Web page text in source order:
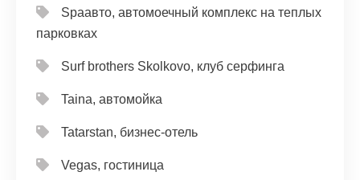
Spaавто, автомоечный комплекс на теплых
парковках
Surf brothers Skolkovo, клуб серфинга
Taina, автомойка
Tatarstan, бизнес-отель
Vegas, гостиница